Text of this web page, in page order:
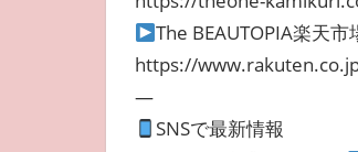
The BEAUTOPIA楽天市
https://
—
SNSで最新情報